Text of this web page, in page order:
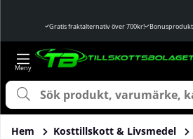
Gratis fraktalternativ över 700kr!
Hem Kosttillskott & Livsmedel